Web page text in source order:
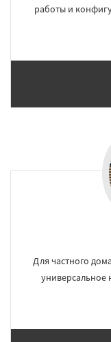
Работаем
Лесной Городок
Софрино
работы и
Для частного
универсальное
Даю